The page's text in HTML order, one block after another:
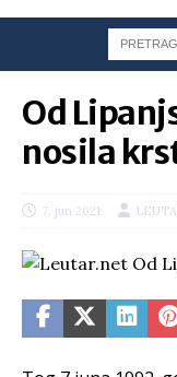
Od
nosila
7. jun 2021.